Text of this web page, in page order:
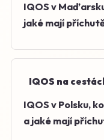
IQOS v
jaké mají
IQOS na
IQOS v Polsku,
a jaké mají